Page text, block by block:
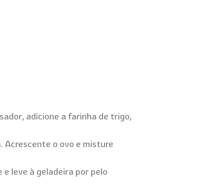
adicione a farinha de trigo,
Acrescente o ovo e misture
leve à geladeira por pelo